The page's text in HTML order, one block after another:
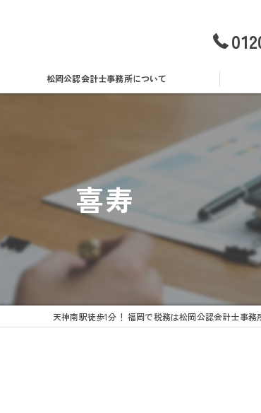
松岡公認会計士事務所について
採用情報
社内座談会レポート
よくあるご質問
消費
青色
借入
助成
喜寿
天神南駅徒歩1分！ 福岡で税務は松岡公認会計士事